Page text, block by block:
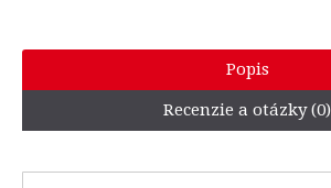
Popis
Recenzie a otázky (0)